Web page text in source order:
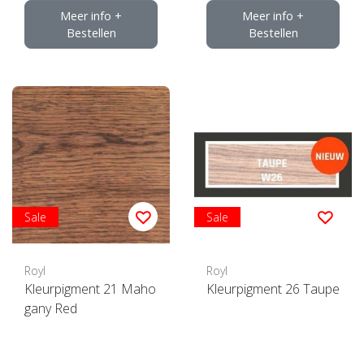
Meer info +
Bestellen
Meer info +
Bestellen
Sale
Royl
Kleurpigment 21 Maho
gany Red
Sale
Royl
Kleurpigment 26 Taupe